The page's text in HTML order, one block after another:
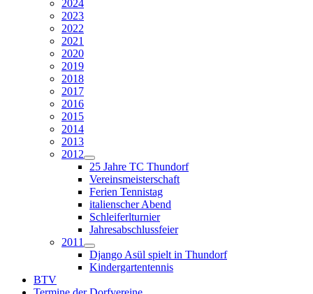
2024
2023
2022
2021
2020
2019
2018
2017
2016
2015
2014
2013
2012
25 Jahre TC Thundorf
Vereinsmeisterschaft
Ferien Tennistag
italienscher Abend
Schleiferlturnier
Jahresabschlussfeier
2011
Django Asül spielt in Thundorf
Kindergartentennis
BTV